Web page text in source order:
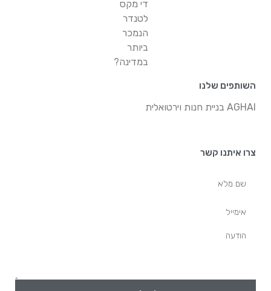
די מקס
לטנדר
הנמכר
ביותר
במדינה?
השותפים שלנו
AGHAI בניית חנות וירטואלית
צרו איתנו קשר